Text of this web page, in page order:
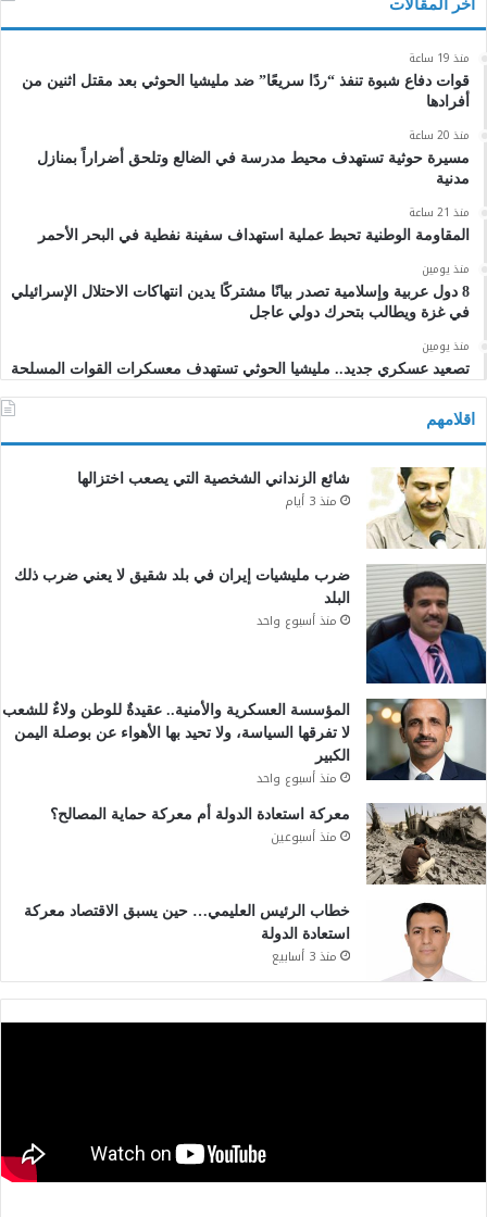
أخر المقالات
منذ 19 ساعة
قوات دفاع شبوة تنفذ “ردًا سريعًا” ضد مليشيا الحوثي بعد مقتل اثنين من
أفرادها
منذ 20 ساعة
مسيرة حوثية تستهدف محيط مدرسة في الضالع وتلحق أضراراً بمنازل
مدنية
منذ 21 ساعة
المقاومة الوطنية تحبط عملية استهداف سفينة نفطية في البحر الأحمر
منذ يومين
8 دول عربية وإسلامية تصدر بيانًا مشتركًا يدين انتهاكات الاحتلال الإسرائيلي
في غزة ويطالب بتحرك دولي عاجل
منذ يومين
تصعيد عسكري جديد.. مليشيا الحوثي تستهدف معسكرات القوات المسلحة
اقلامهم
شائع الزنداني الشخصية التي يصعب اختزالها
منذ 3 أيام
ضرب مليشيات إيران في بلد شقيق لا يعني ضرب ذلك
البلد
منذ أسبوع واحد
المؤسسة العسكرية والأمنية.. عقيدةٌ للوطن ولاءٌ للشعب
لا تفرقها السياسة، ولا تحيد بها الأهواء عن بوصلة اليمن
الكبير
منذ أسبوع واحد
معركة استعادة الدولة أم معركة حماية المصالح؟
منذ أسبوعين
خطاب الرئيس العليمي… حين يسبق الاقتصاد معركة
استعادة الدولة
منذ 3 أسابيع